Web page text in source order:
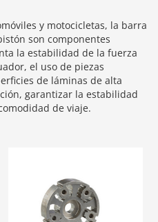
y motocicletas, la barra
son componentes
la estabilidad de la fuerza
el uso de piezas
de láminas de alta
garantizar la estabilidad
de viaje.